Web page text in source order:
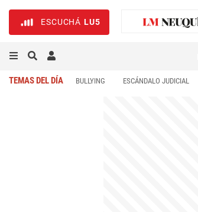
ESCUCHÁ LU5
TEMAS DEL DÍA BULLYING ESCÁNDALO JUDICIAL